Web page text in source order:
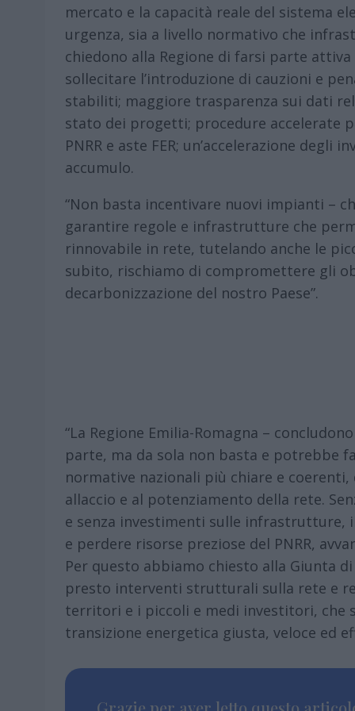
mercato e la capacità reale del sistema
urgenza, sia a livello normativo che
chiedono alla Regione di farsi parte
sollecitare l’introduzione di cauzioni e
stabiliti; maggiore trasparenza sui dati
stato dei progetti; procedure accelerate
PNRR e aste FER; un’accelerazione
accumulo.
“Non basta incentivare nuovi impianti –
garantire regole e infrastrutture che
rinnovabile in rete, tutelando anche le
subito, rischiamo di compromettere gli
decarbonizzazione del nostro Paese”.
“La Regione Emilia-Romagna –
parte, ma da sola non basta e potrebbe
normative nazionali più chiare e
allaccio e al potenziamento della rete.
e senza investimenti sulle infrastrutture,
e perdere risorse preziose del PNRR,
Per questo abbiamo chiesto alla Giunta
presto interventi strutturali sulla rete e
territori e i piccoli e medi investitori, che
transizione energetica giusta, veloce ed